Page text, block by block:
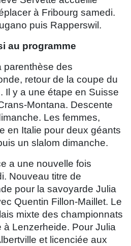
à Fribourg samedi.
puis Rapperswil.
au programme
parenthèse des
retour de la coupe du
Il y a une étape en Suisse
Montana. Descente
Les femmes,
en Italie pour deux géants
un slalom dimanche.
a une nouvelle fois
Nouveau titre de
pour la savoyarde Julia
Quentin Fillon-Maillet. Le
mixte des championnats
Lenzerheide. Pour Julia
et licenciée aux